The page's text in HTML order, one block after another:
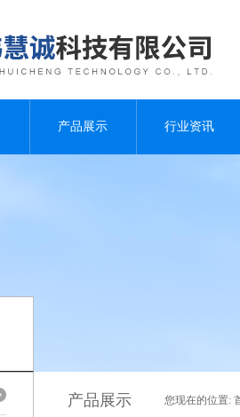
产品展示 行业资讯
产品展示 您现在的位置: